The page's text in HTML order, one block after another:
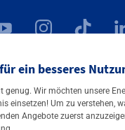
ein besseres
genug. Wir möchten unsere
einsetzen! Um zu verstehen,
Angebote zuerst